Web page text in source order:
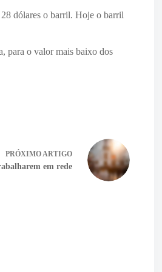
28 dólares o barril. Hoje o barril
para o valor mais baixo dos
PRÓXIMOARTIGO
em rede